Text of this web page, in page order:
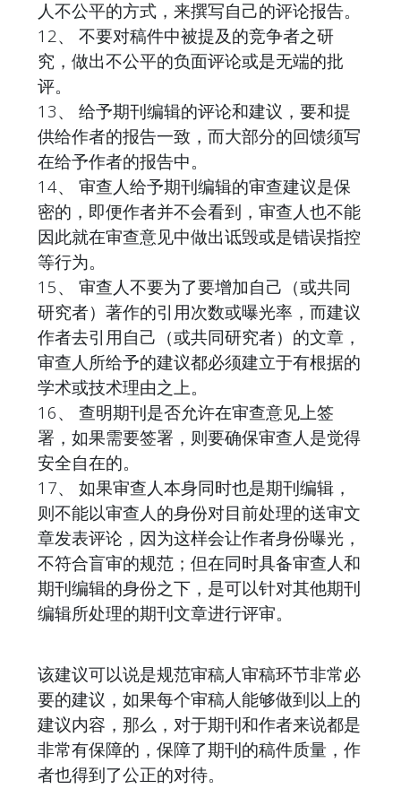
人不公平的方式，来撰写自己的评论报告。
12、 不要对稿件中被提及的竞争者之研
究，做出不公平的负面评论或是无端的批
评。
13、 给予期刊编辑的评论和建议，要和提
供给作者的报告一致，而大部分的回馈须写
在给予作者的报告中。
14、 审查人给予期刊编辑的审查建议是保
密的，即便作者并不会看到，审查人也不能
因此就在审查意见中做出诋毁或是错误指控
等行为。
15、 审查人不要为了要增加自己（或共同
研究者）著作的引用次数或曝光率，而建议
作者去引用自己（或共同研究者）的文章，
审查人所给予的建议都必须建立于有根据的
学术或技术理由之上。
16、 查明期刊是否允许在审查意见上签
署，如果需要签署，则要确保审查人是觉得
安全自在的。
17、 如果审查人本身同时也是期刊编辑，
则不能以审查人的身份对目前处理的送审文
章发表评论，因为这样会让作者身份曝光，
不符合盲审的规范；但在同时具备审查人和
期刊编辑的身份之下，是可以针对其他期刊
编辑所处理的期刊文章进行评审。
该建议可以说是规范审稿人审稿环节非常必
要的建议，如果每个审稿人能够做到以上的
建议内容，那么，对于期刊和作者来说都是
非常有保障的，保障了期刊的稿件质量，作
者也得到了公正的对待。